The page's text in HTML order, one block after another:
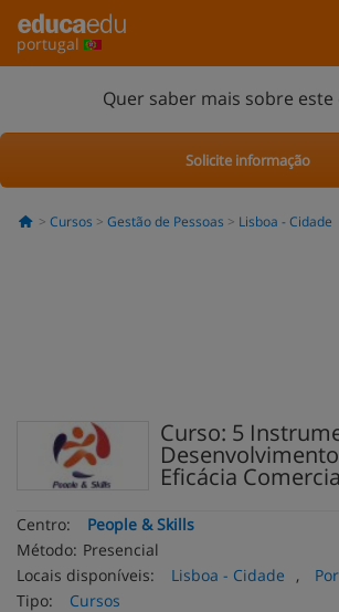
portugal
Quer saber mais sobre este
Solicite informação
Cursos Gestão de Pessoas Lisboa - Cidade
Curso: 5
Eficácia
Centro:
People & Skills
Método: Presencial
Locais disponíveis:
Lisboa - Cidade ,
Tipo:
Cursos